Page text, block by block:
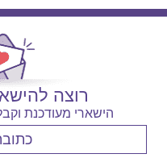
רוצה
הישארי מעודכנת